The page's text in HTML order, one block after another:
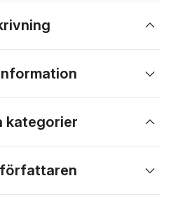
kategorier